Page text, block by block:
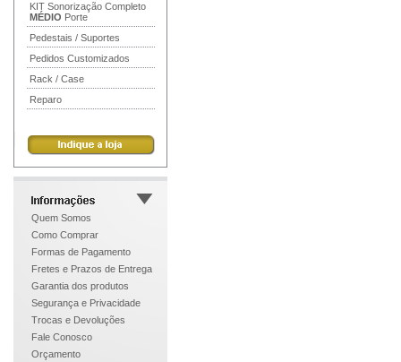
KIT Sonorização Completo
MÉDIO Porte
Pedestais / Suportes
Pedidos Customizados
Rack / Case
Reparo
Quem Somos
Como Comprar
Formas de Pagamento
Fretes e Prazos de Entrega
Garantia dos produtos
Segurança e Privacidade
Trocas e Devoluções
Fale Conosco
Orçamento